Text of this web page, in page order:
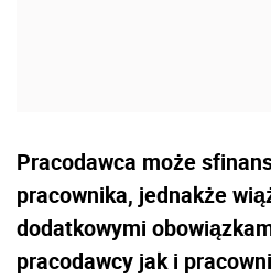
Pracodawca może
pracownika, jednakże
dodatkowymi
pracodawcy jak i